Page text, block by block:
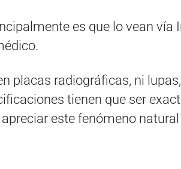
es que lo vean vía
placas radiográficas, ni
tienen que ser
este fenómeno